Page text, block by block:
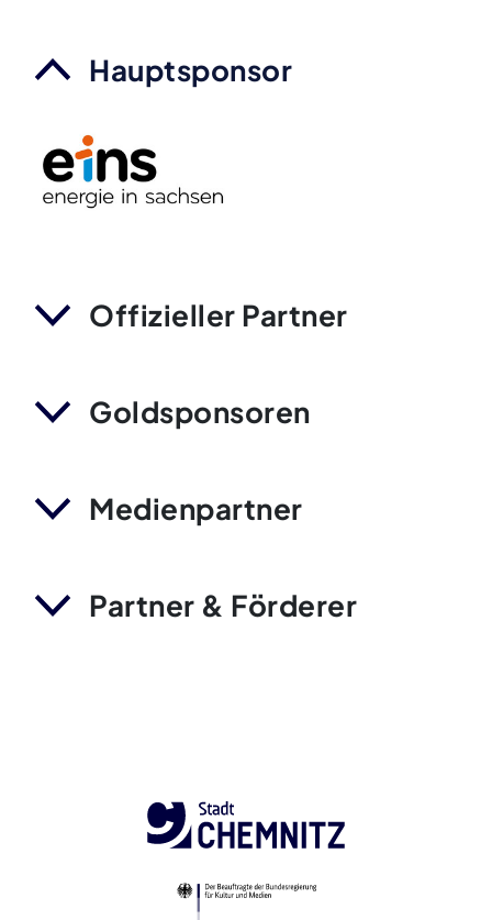
Hauptsponsor
Offizieller Partner
Goldsponsoren
Medienpartner
Partner & Förderer